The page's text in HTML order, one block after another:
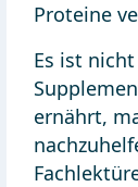
Proteine
Es ist
ernährt,